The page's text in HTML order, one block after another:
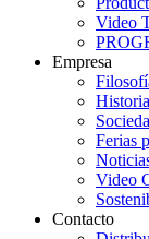
Video
Empresa
Ferias
Video
Contacto